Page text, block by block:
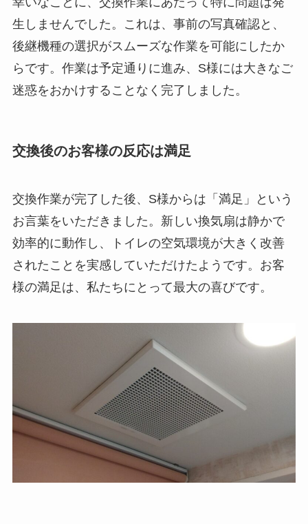
生しませんでした。これは、事前の写真確認と、
後継機種の選択がスムーズな作業を可能にしたか
らです。作業は予定通りに進み、S様には大きなご
迷惑をおかけすることなく完了しました。
交換後のお客様の反応は満足
交換作業が完了した後、S様からは「満足」という
お言葉をいただきました。新しい換気扇は静かで
効率的に動作し、トイレの空気環境が大きく改善
されたことを実感していただけたようです。お客
様の満足は、私たちにとって最大の喜びです。